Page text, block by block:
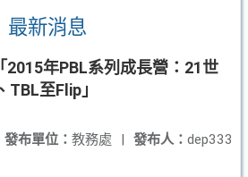
最新消息
2015年PBL系列成長營：21世
至Flip」
發布人： dep333
發布單位： 教務處 |